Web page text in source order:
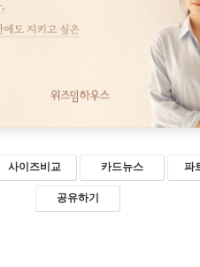
사이즈비교 카드뉴스 파
공유하기